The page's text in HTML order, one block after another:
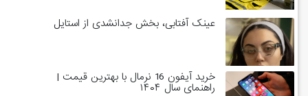
عینک آفتابی، بخش جدانشدی از استایل
خرید آیفون 16 نرمال با بهترین قیمت |
راهنمای سال ۱۴۰۴